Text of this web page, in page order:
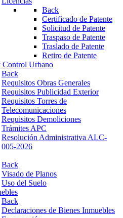
Back
Certificado de Patente
Solicitud de Patente
Traspaso de Patente
Traslado de Patente
Retiro de Patente
Control Urbano
Back
Requisitos Obras Generales
Requisitos Publicidad Exterior
Requisitos Torres de
Telecomunicaciones
Requisitos Demoliciones
Trámites APC
Resolución Administrativa ALC-
005-2026
Back
Visado de Planos
Uso del Suelo
Back
Declaraciones de Bienes Inmuebles